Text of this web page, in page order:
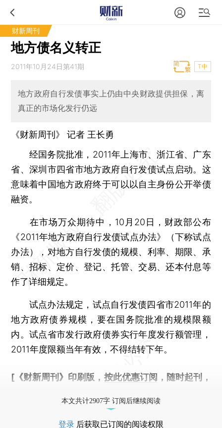
财新周刊
地方债名义转正
2011年10月24日第41期 T中
地方政府自行发债事实上仍由中央财政提供担保，离
真正的市场化发行仍远
《财新周刊》 记者 王长勇
经国务院批准，2011年上海市、浙江省、广东
省、深圳市四省市地方政府自行发债试点启动。这
意味着中国地方政府终于可以以自主身份公开举债
融资。
在市场万众期待中，10月20日，财政部公布
《2011年地方政府自行发债试点办法》（下称试点
办法），对地方自行发债的规模、利率、期限、承
销、招标、定价、登记、托管、交易、还本付息等
作了详细规定。
试点办法规定，试点自行发债四省市2011年的
地方政府债券规模，要在国务院批准的规模限额
内。试点省市发行政府债券实行年度发行额管理，
2011年度限额当年有效，不得结转下年。
[《财新周刊》印刷版， 按此优惠订阅 ，随时起刊，
本文共计2907字 订阅后继续阅读
登录 后获取已订阅的阅读权限